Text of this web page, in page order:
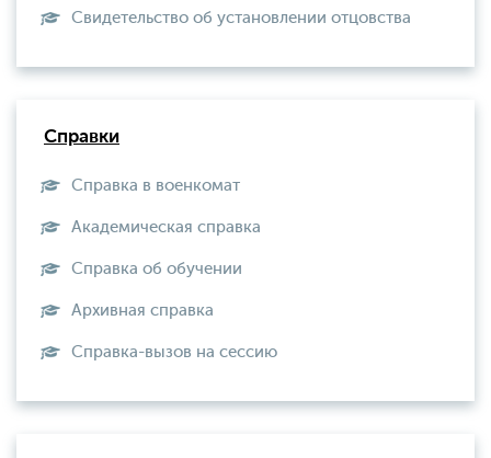
Свидетельство об установлении отцовства
Справки
Справка в военкомат
Академическая справка
Справка об обучении
Архивная справка
Справка-вызов на сессию